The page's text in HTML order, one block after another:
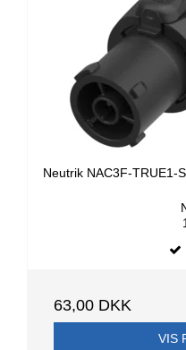
Neutrik NAC3F-TRUE1-
63,00 DKK
VIS